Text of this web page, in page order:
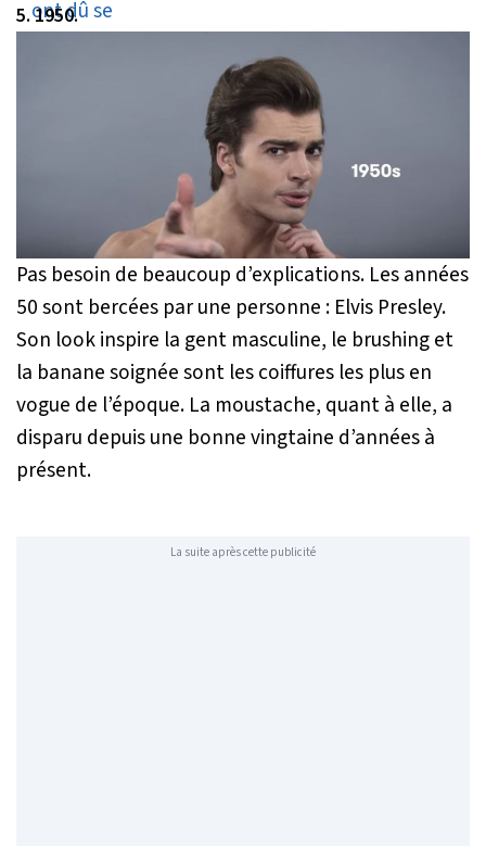
5. 1950.
Pas besoin de beaucoup d’explications. Les années
50 sont bercées par une personne : Elvis Presley.
Son look inspire la gent masculine, le brushing et
la banane soignée sont les coiffures les plus en
vogue de l’époque. La moustache, quant à elle, a
disparu depuis une bonne vingtaine d’années à
présent.
La suite après cette publicité